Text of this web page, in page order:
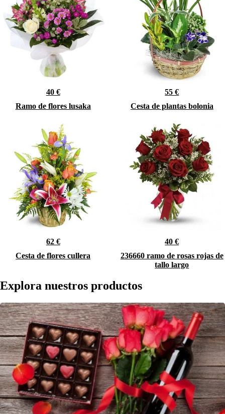
40 €
Ramo de flores lusaka
55 €
Cesta de plantas bolonia
62 €
Cesta de flores cullera
40 €
236660 ramo de rosas rojas de
tallo largo
Explora nuestros productos